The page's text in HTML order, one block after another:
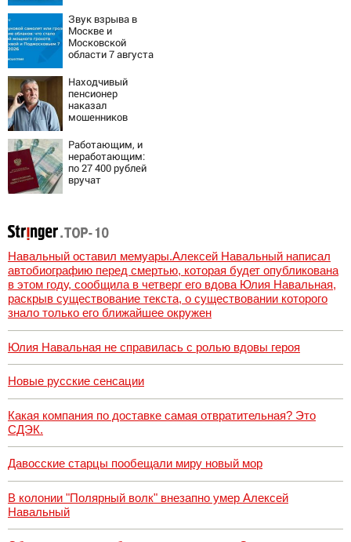
Россию и Китай:
это инструмент
первого
массированного
удара
Звук взрыва в
Москве и
Московской
области 7 августа
Причины,
источник, откуда
был громкий
хлопок
Находчивый
пенсионер
наказал
мошенников
способом
Работающим, и
неработающим:
по 27 400 рублей
вручат
Навальный оставил мемуары.Алексей Навальный написал
автобиографию перед смертью, которая будет опубликована
в этом году, сообщила в четверг его вдова Юлия Навальная,
раскрыв существование текста, о существовании которого
знало только его ближайшее окружен
Юлия Навальная не справилась с ролью вдовы героя
Новые русские сенсации
Какая компания по доставке самая отвратительная? Это
СДЭК.
Давосские старцы пообещали миру новый мор
В колонии "Полярный волк" внезапно умер Алексей
Навальный